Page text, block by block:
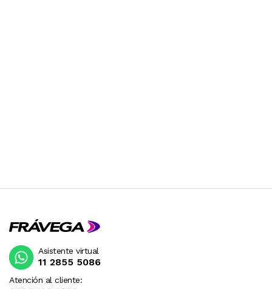
Atención al cliente:
Asistente virtual
11 2855 5086